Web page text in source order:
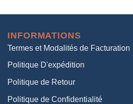
initial
38,00€.
actuel
INFORMATIONS
Termes et Modalités de Facturation
Politique D'expédition
Politique de Retour
Politique de Confidentialité